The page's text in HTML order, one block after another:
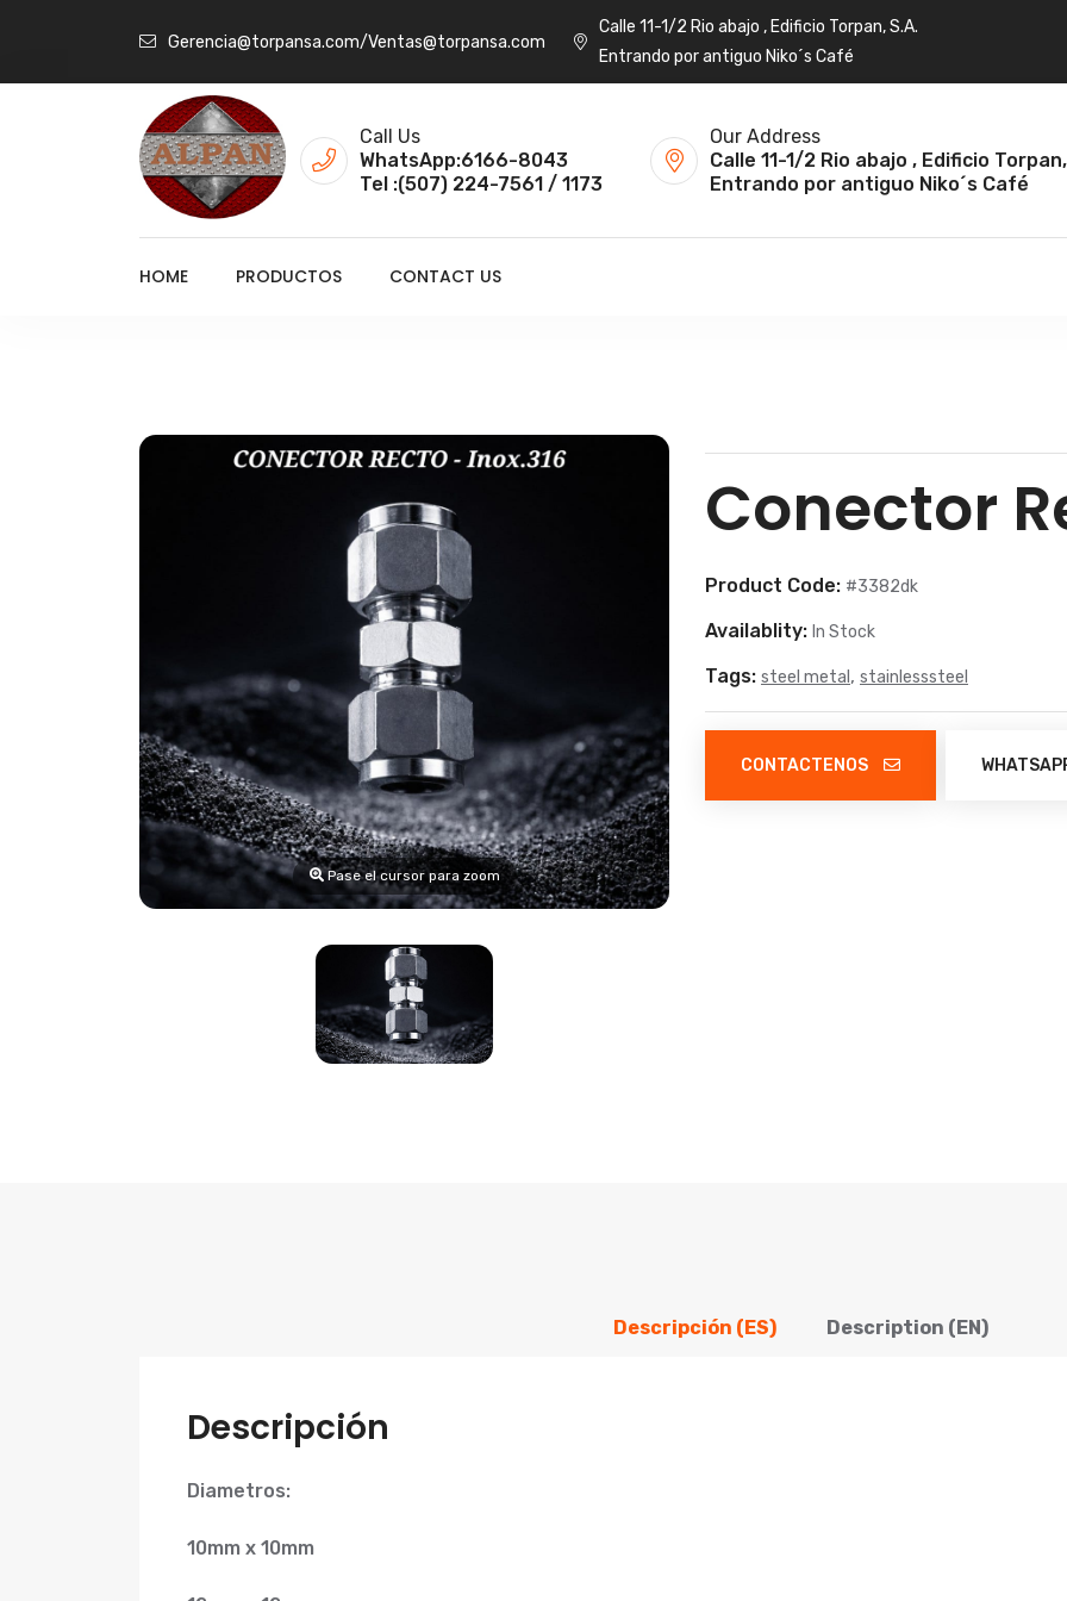
Gerencia@torpansa.com/Ventas@torpansa.com
Calle 11-1/2 Rio abajo , Edificio Torpan, S.A.
Entrando por antiguo Niko´s Café
Call Us
WhatsApp:6166-8043
Tel :(507) 224-7561 / 1173
Our Address
Calle 11-1/2 Rio abajo , Edificio
Entrando por antiguo Niko´s Café
HOME PRODUCTOS CONTACT US
Pase el cursor para zoom
Conector
Product Code: #3382dk
Availablity: In Stock
Tags: steel metal , stainlesssteel
CONTACTENOS
Descripción (ES) Description (EN)
Descripción
Diametros:
10mm x 10mm